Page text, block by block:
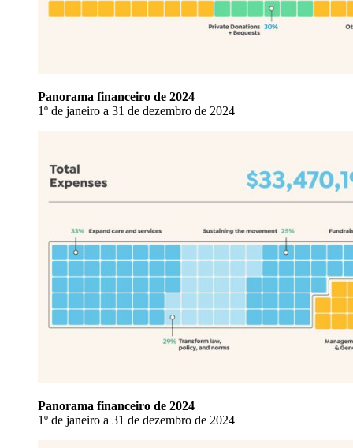
Panorama financeiro de 2024
1º de janeiro a 31 de dezembro de 2024
Panorama financeiro de 2024
1º de janeiro a 31 de dezembro de 2024